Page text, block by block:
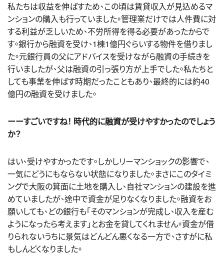
私たちは収益を伸ばすため、この頃は賃貸収入が見込めるマ
ンションの購入も行っていました。管理業だけでは人件費に対
する利益が乏しいため、不労所得を得る必要があったからで
す。銀行から融資を受け、1棟1億円ぐらいする物件を借りまし
た。元銀行員の父にアドバイスを受けながら融資の手続きを
行いましたが、父は融資の引っ張り方が上手でした。私たちと
しても事業を伸ばす時期だったこともあり、最終的には約40
億円の融資を受けました。
ーーすごいですね！ 時代的に融資が受けやすかったのでしょう
か？
はい、受けやすかったです。しかしリーマンショックの影響で、
一気にどうにもならない状態になりました。まさにこのタイミ
ングで大阪の箕面に土地を購入し、自社マンションの建設を進
めていましたが、途中で資金が足りなくなりました。融資をお
願いしても、どの銀行も「そのマンションが完成し、収入を産む
ようになったら考えます」とお金を貸してくれません。資金が借
りられないうちに景気はどんどん悪くなる一方で、さすがに私
もしんどくなりました。